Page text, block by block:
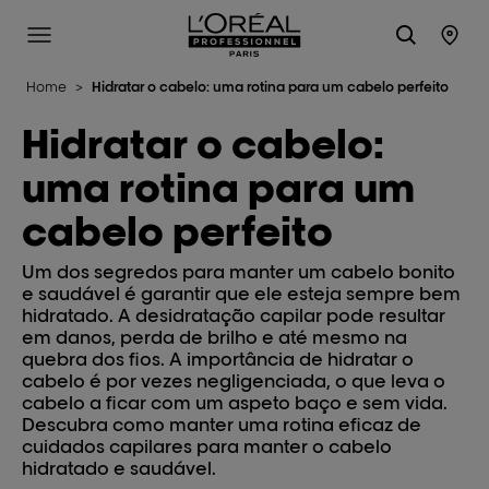
L'Oréal Professionnel Paris
Site Menu
Home > Hidratar o cabelo: uma rotina para um cabelo perfeito
Hidratar o cabelo:
uma rotina para um
cabelo perfeito
Um dos segredos para manter um cabelo bonito
e saudável é garantir que ele esteja sempre bem
hidratado. A desidratação capilar pode resultar
em danos, perda de brilho e até mesmo na
quebra dos fios. A importância de hidratar o
cabelo é por vezes negligenciada, o que leva o
cabelo a ficar com um aspeto baço e sem vida.
Descubra como manter uma rotina eficaz de
cuidados capilares para manter o cabelo
hidratado e saudável.